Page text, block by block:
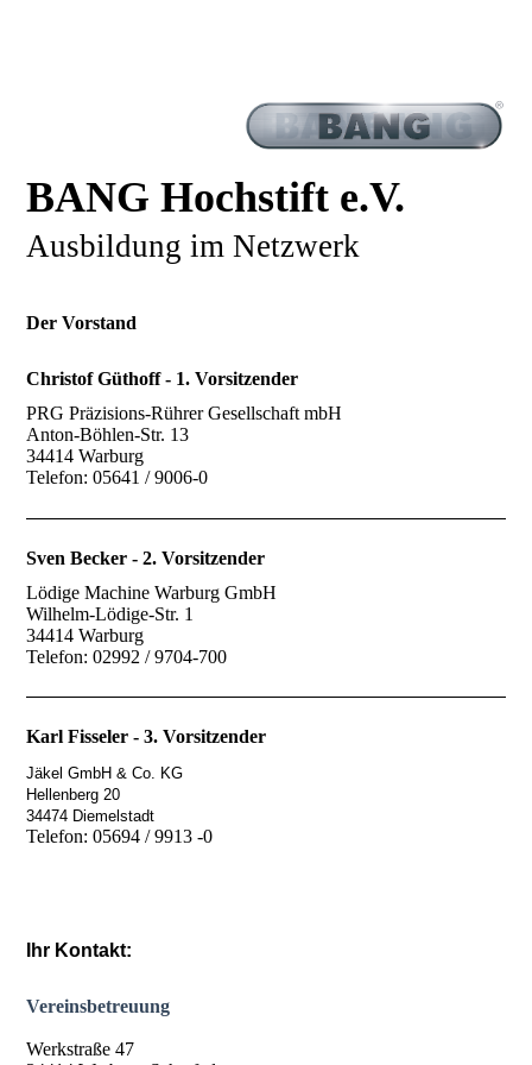
BANG Hochstift e.V.
Ausbildung im Netzwerk
Der Vorstand
Christof Güthoff - 1. Vorsitzender
PRG Präzisions-Rührer Gesellschaft mbH
Anton-Böhlen-Str. 13
34414 Warburg
Telefon: 05641 / 9006-0
Sven Becker - 2. Vorsitzender
Lödige Machine Warburg GmbH
Wilhelm-Lödige-Str. 1
34414 Warburg
Telefon: 02992 / 9704-700
Karl Fisseler - 3. Vorsitzender
Jäkel GmbH & Co. KG
Hellenberg 20
34474 Diemelstadt
Telefon: 05694 / 9913 -0
Ihr Kontakt:
Vereinsbetreuung
Werkstraße 47